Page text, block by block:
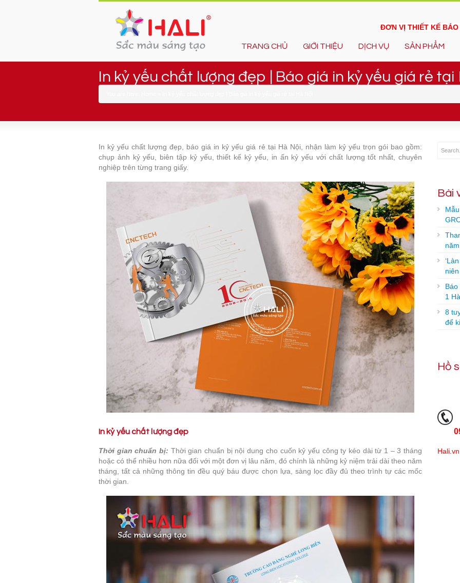
ĐƠN VỊ THIẾT KẾ
TRANG CHỦ GIỚI THIỆU DỊCH VỤ SẢN PHẨM
In kỷ yếu chất lượng đẹp | Báo giá in kỷ yếu giá rẻ tại
In kỷ yếu chất lượng đẹp, báo giá in kỷ yếu giá rẻ tại Hà Nội, nhận làm kỷ yếu trọn gói bao gồm:
chụp ảnh kỷ yếu, biên tập kỷ yếu, thiết kế kỷ yếu, in ấn kỷ yếu với chất lượng tốt nhất, chuyên
nghiệp trên từng trang giấy.
In kỷ yếu chất lượng đẹp
Thời gian chuẩn bị: Thời gian chuẩn bị nội dung cho cuốn kỷ yếu công ty kéo dài từ 1 – 3 tháng
hoặc có thể nhiều hơn nữa đối với một đơn vị lâu năm, đó chính là những kỷ niệm trải dài theo năm
tháng, tất cả những thông tin đều quý báu được chọn lựa, sàng lọc đầy đủ theo trình tự các mốc
thời gian.
Bài
1
8
để
Hồ
Hali.vn